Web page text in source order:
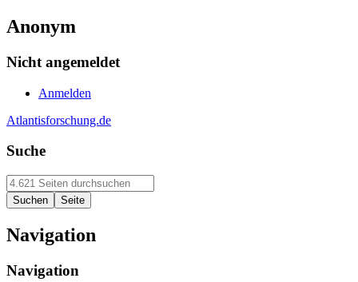
Anonym
Nicht angemeldet
Anmelden
Atlantisforschung.de
Suche
Navigation
Navigation